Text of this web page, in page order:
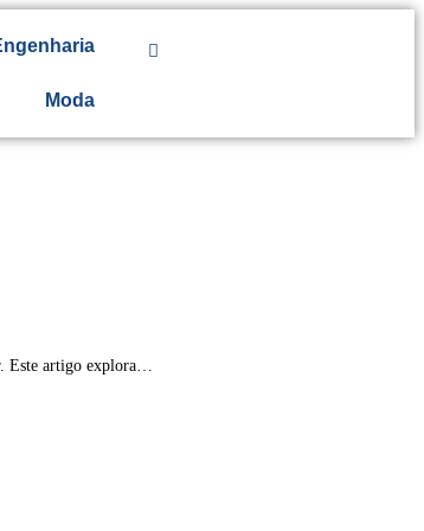
Moda
Este artigo explora…